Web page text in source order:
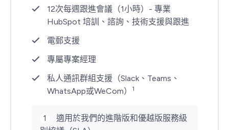
12次每週跟進會議（1小時）- 專業
HubSpot 培訓、諮詢、技術支援與跟進
電郵支援
專屬專案經理
私人通訊群組支援（Slack、Teams、
WhatsApp或WeCom） 1
1
適用於我們的進階版和優越版服務級